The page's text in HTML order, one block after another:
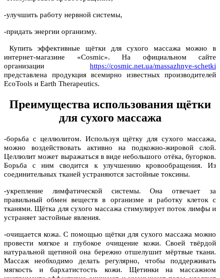
-улучшить работу нервной системы,
-придать энергии организму.
Купить эффективные щётки для сухого массажа можно в
интернет-магазине «Cosmic». На официальном сайте
организации https://cosmic.net.ua/massazhnye-schetki
представлена продукция всемирно известных производителей
EcoTools и Earth Therapeutics.
Преимущества использования щётки
для сухого массажа
-борьба с целлюлитом. Используя щётку для сухого массажа,
можно воздействовать активно на подкожно-жировой слой.
Целлюлит может выражаться в виде небольшого отёка, бугорков.
Борьба с ним сводится к улучшению кровообращения. Из
соединительных тканей устраняются застойные токсины.
-укрепление лимфатической системы. Она отвечает за
правильный обмен веществ в организме и работку клеток с
тканями. Щётка для сухого массажа стимулирует поток лимфы и
устраняет застойные явления.
-очищается кожа. С помощью щётки для сухого массажа можно
провести мягкое и глубокое очищение кожи. Своей твёрдой
натуральной щетиной она бережно отшелушит мёртвые ткани.
Массаж необходимо делать регулярно, чтобы поддерживать
мягкость и бархатистость кожи. Щетинки на массажном